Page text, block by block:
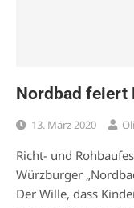
Nordbad feiert
13. März 2020
Richt- und
Würzburger
Der Wille, dass